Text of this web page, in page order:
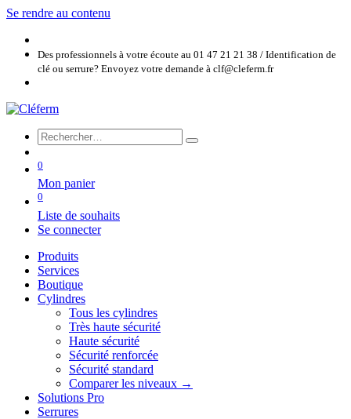
Se rendre au contenu
Des professionnels à votre écoute au 01 47 21 21 38 / Identification de
clé ou serrure? Envoyez votre demande à clf@cleferm.fr
0
Mon panier
0
Liste de souhaits
Se connecter
Produits
Services
Boutique
Cylindres
Tous les cylindres
Très haute sécurité
Haute sécurité
Sécurité renforcée
Sécurité standard
Comparer les niveaux →
Solutions Pro
Serrures